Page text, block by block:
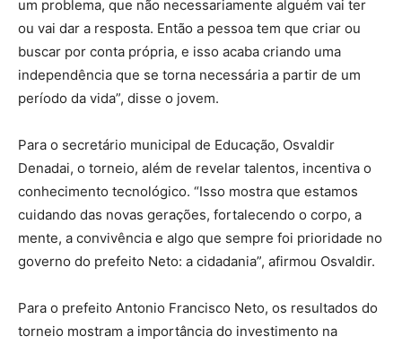
um problema, que não necessariamente alguém vai ter
ou vai dar a resposta. Então a pessoa tem que criar ou
buscar por conta própria, e isso acaba criando uma
independência que se torna necessária a partir de um
período da vida”, disse o jovem.
Para o secretário municipal de Educação, Osvaldir
Denadai, o torneio, além de revelar talentos, incentiva o
conhecimento tecnológico. “Isso mostra que estamos
cuidando das novas gerações, fortalecendo o corpo, a
mente, a convivência e algo que sempre foi prioridade no
governo do prefeito Neto: a cidadania”, afirmou Osvaldir.
Para o prefeito Antonio Francisco Neto, os resultados do
torneio mostram a importância do investimento na